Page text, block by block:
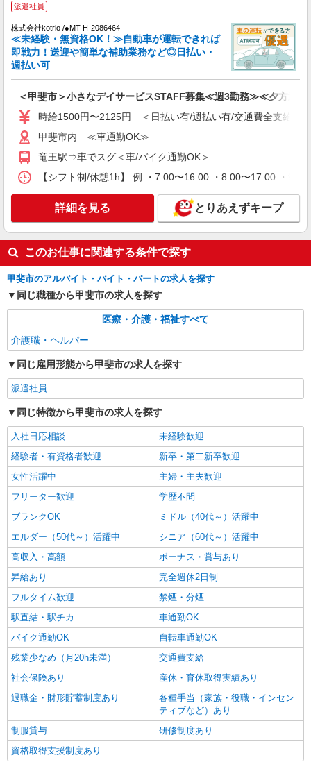
派遣社員
株式会社ブレイブ（マイナビグループ）/MDN13
介護スタッフ ◆デイサービス、サービス付き
高齢者向け住宅、グループホームなど様々な勤
未経験：時給1600〜1800円（資格・経験によ
る） 経験者：時給1800〜2000円（資格・経験によ
る） ◎月収例 時給2000円×1日8時間×22日（週5
払い/週払い/月払い対応も可能です。詳しくは面談
時にご相談ください。 ◆交通費：別途全額支給 ※
山梨県甲斐市 【最寄駅】 ◆JR中央本線「塩崎
駅」 ◆JR中央本線「竜王駅」 ★その他、近隣に
キープ 詳細を見る
派遣社員
株式会社kotrio /●MT-H-1959336
甲斐市｜リハビリ補助などのデイサービス
STAFF♪未経験OK
時給1500円〜2125円 ＜日払い有/週払い有/交
通費全支給(ガソリン代含む)＞
甲斐市内 ≪車通勤OK≫
詳細を見る
株式会社kotrio /●MT-H-2067468
いつもの家事がお仕事に！？少人数の福祉施設
時給1500円〜2125円 ＜日払い有/週払い有/交
甲斐市内 ≪車通勤OK≫
キープ 詳細を見る
派遣社員
株式会社kotrio /●MT-H-2010186
甲斐市＊少人数グルホで利用者さんと家事や掃
除など♪日払いOK
時給1500円〜2125円 ＜日払い有/週払い有/交
通費全支給(ガソリン代含む)＞
甲斐市内 ≪車通勤OK≫
キープ 詳細を見る
派遣社員
株式会社kotrio /●MT-H-2086464
≪未経験・無資格OK！≫自動車が運転できれば
即戦力！送迎や簡単な補助業務など◎日払い・
週払い可
＜甲斐市＞小さなデイサービスSTAFF募集≪週3勤務≫≪夕方退
時給1500円〜2125円 ＜日払い有/週払い有/交通費全支給(ガ
甲斐市内 ≪車通勤OK≫
竜王駅⇒車でスグ＜車/バイク通勤OK＞
【シフト制/休憩1h】 例 ・7:00〜16:00 ・8:00〜17:00 ・
詳細を見る とりあえずキープ
このお仕事に関連する条件で探す
甲斐市のアルバイト・バイト・パートの求人を探す
同じ職種から甲斐市の求人を探す
医療・介護・福祉すべて
介護職・ヘルパー
同じ雇用形態から甲斐市の求人を探す
派遣社員
同じ特徴から甲斐市の求人を探す
入社日応相談
未経験歓迎
経験者・有資格者歓迎
新卒・第二新卒歓迎
女性活躍中
主婦・主夫歓迎
フリーター歓迎
学歴不問
ブランクOK
ミドル（40代～）活躍中
エルダー（50代～）活躍中
シニア（60代～）活躍中
高収入・高額
ボーナス・賞与あり
昇給あり
完全週休2日制
フルタイム歓迎
禁煙・分煙
駅直結・駅チカ
車通勤OK
バイク通勤OK
自転車通勤OK
残業少なめ（月20h未満）
交通費支給
社会保険あり
産休・育休取得実績あり
退職金・財形貯蓄制度あり
各種手当（家族・役職・インセン
ティブなど）あり
制服貸与
研修制度あり
資格取得支援制度あり